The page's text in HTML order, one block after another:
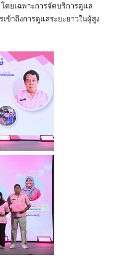
ดยเฉพาะการจัดบริการดูแล
าถึงการดูแลระยะยาวในผู้สูง